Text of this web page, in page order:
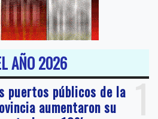
AÑO 2026
1
puertos públicos de la
aumentaron su